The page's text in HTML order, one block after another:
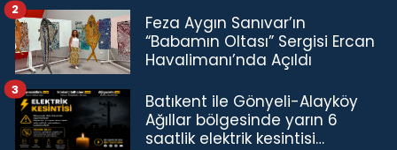
Feza Aygın Sanıvar’ın
“Babamın Oltası” Sergisi Ercan
Havalimanı’nda Açıldı
2
Batıkent ile Gönyeli-Alayköy
Ağıllar bölgesinde yarın 6
saatlik elektrik kesintisi…
3